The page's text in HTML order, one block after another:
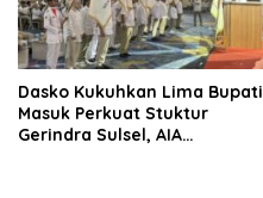
Dasko Kukuhkan Lima Bupati
Masuk Perkuat Stuktur
Gerindra Sulsel, AIA